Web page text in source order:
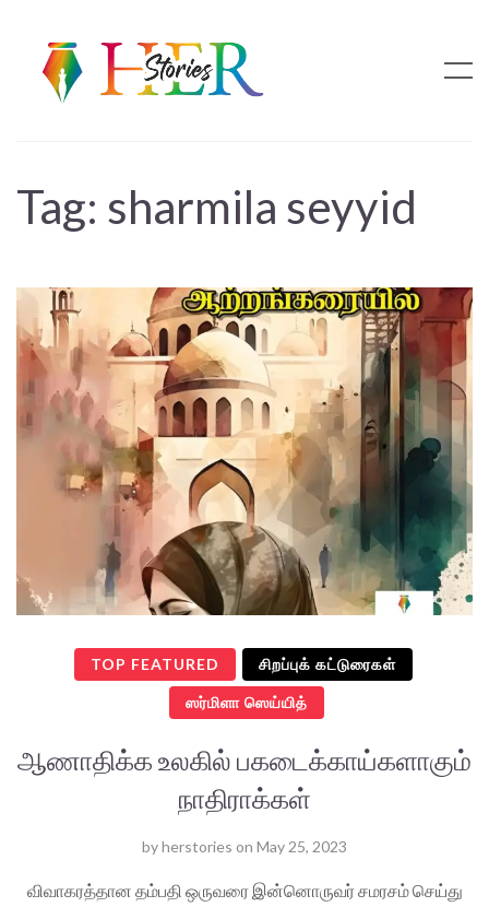
Tag: sharmila seyyid
TOP FEATURED சிறப்புக் கட்டுரைகள்
ஸர்மிளா ஸெய்யித்
ஆணாதிக்க உலகில் பகடைக்காய்களாகும்
நாதிராக்கள்
byherstories on May 25, 2023
விவாகரத்தான தம்பதி ஒருவரை இன்னொருவர் சமரசம் செய்து